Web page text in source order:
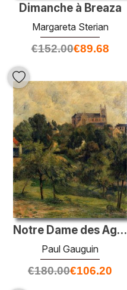
Dimanche à Breaza
Margareta Sterian
€152.00€89.68
Notre Dame des Agnès
Paul Gauguin
€180.00€106.20